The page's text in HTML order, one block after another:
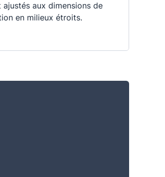
aux dimensions de
en milieux étroits.